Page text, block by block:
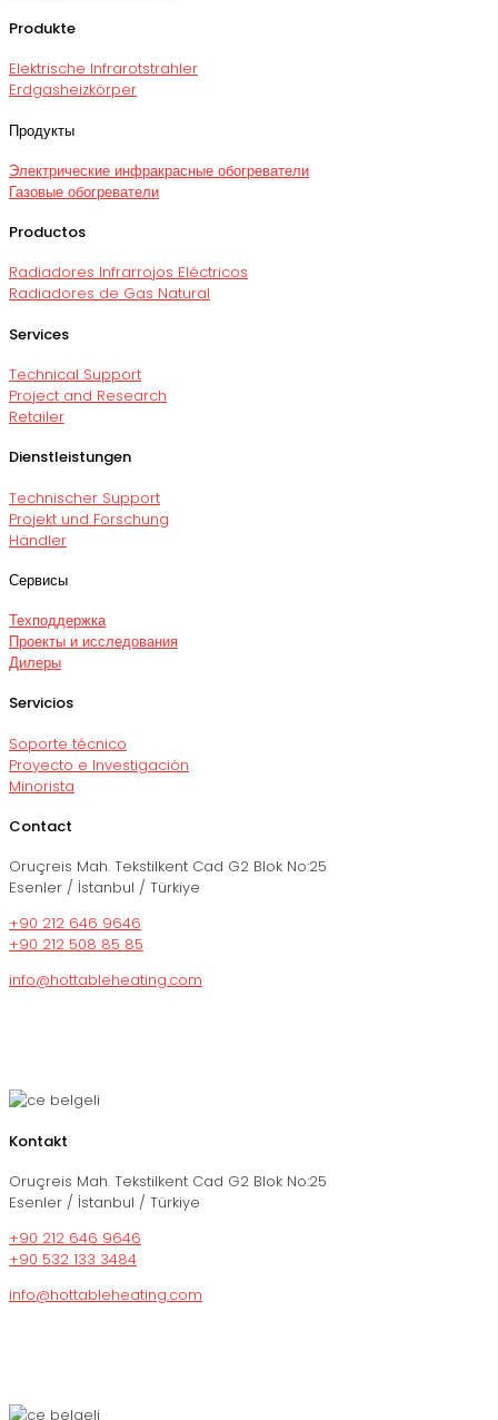
Produkte
Elektrische Infrarotstrahler
Erdgasheizkörper
Продукты
Электрические инфракрасные обогреватели
Газовые обогреватели
Productos
Radiadores Infrarrojos Eléctricos
Radiadores de Gas Natural
Services
Technical Support
Project and Research
Retailer
Dienstleistungen
Technischer Support
Projekt und Forschung
Händler
Сервисы
Техподдержка
Проекты и исследования
Дилеры
Servicios
Soporte técnico
Proyecto e Investigación
Minorista
Contact
Oruçreis Mah. Tekstilkent Cad G2 Blok No:25
Esenler / İstanbul / Türkiye
+90 212 646 9646
+90 212 508 85 85
info@hottableheating.com
Kontakt
Oruçreis Mah. Tekstilkent Cad G2 Blok No:25
Esenler / İstanbul / Türkiye
+90 212 646 9646
+90 532 133 3484
info@hottableheating.com